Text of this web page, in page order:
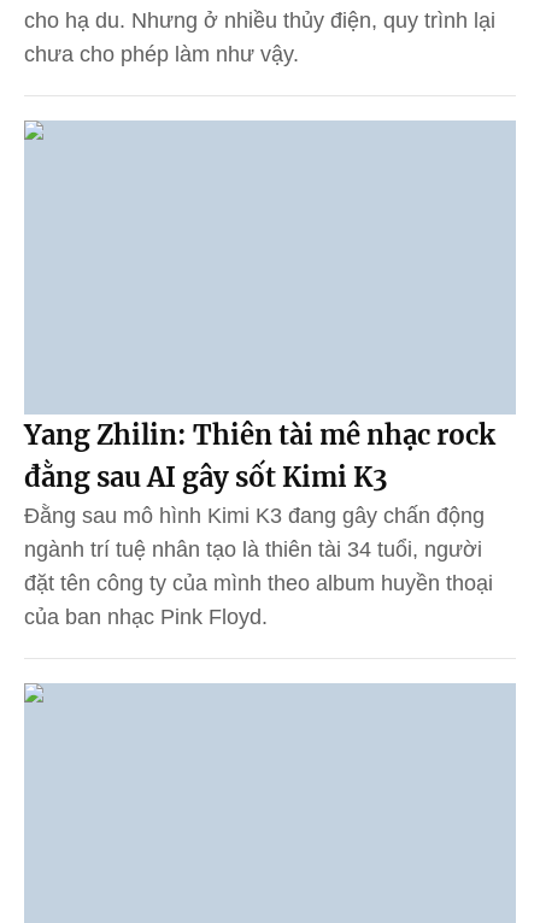
cho hạ du. Nhưng ở nhiều thủy điện, quy trình lại
chưa cho phép làm như vậy.
Yang Zhilin: Thiên tài mê nhạc rock
đằng sau AI gây sốt Kimi K3
Đằng sau mô hình Kimi K3 đang gây chấn động
ngành trí tuệ nhân tạo là thiên tài 34 tuổi, người
đặt tên công ty của mình theo album huyền thoại
của ban nhạc Pink Floyd.